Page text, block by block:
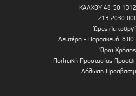
ΚΑΛΧΟΥ 48-50
213 2030
Ώρες
Δευτέρα - Παρασκευή:
Όροι Χρήσης
Πολιτική Προστασίας
Δήλωση